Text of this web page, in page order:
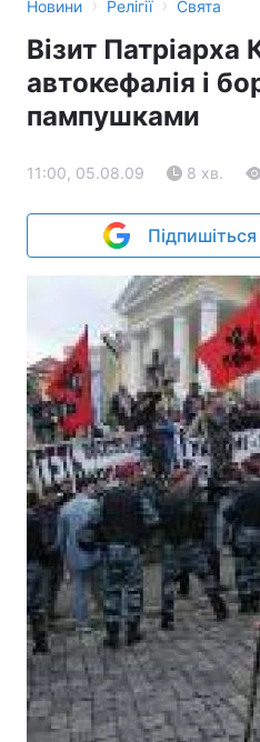
Новини › Релігії › Свята
Візит Патріарха
автокефалія і
пампушками
11:00, 05.08.09 8 хв.